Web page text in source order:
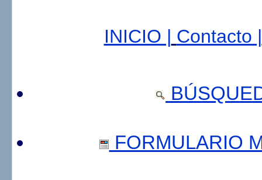
INICIO | Contacto |
FORMULARIO